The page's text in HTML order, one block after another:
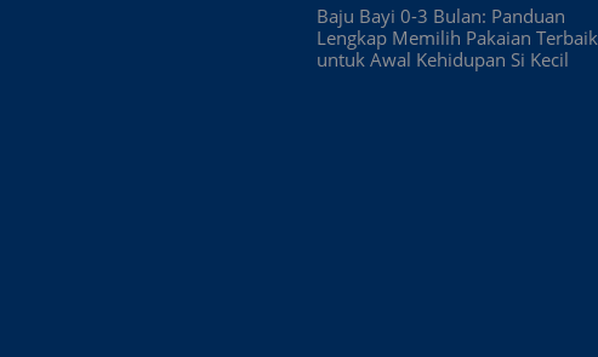
Baju Bayi 0-3 Bulan: Panduan
Lengkap Memilih Pakaian Terbaik
untuk Awal Kehidupan Si Kecil